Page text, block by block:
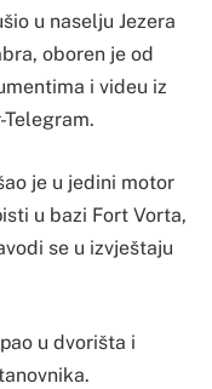
u naselju Jezera
oboren je od
i videu iz
je u jedini motor
u bazi Fort Vorta,
se u izvještaju
u dvorišta i